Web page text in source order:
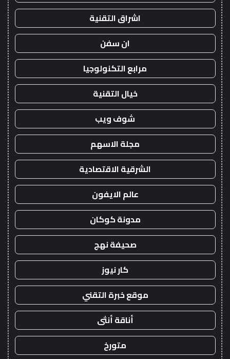
اشراق التقنية
ان سفن
مرابع التكنولوجيا
خيال التقنية
شوف ويب
مجلة الاسهم
الشرقية الاقتصادية
عالم الايفون
مدونة كوكان
صحيفة نهج
كار نيوز
موقع خبرة التقني
أناقة أنثى
متورخ